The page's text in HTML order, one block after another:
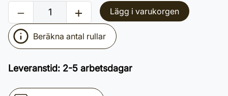
Lägg i varukorgen
Beräkna antal rullar
Leveranstid: 2-5 arbetsdagar